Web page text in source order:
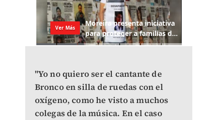
"Yo no quiero ser el cantante de
Bronco en silla de ruedas con el
oxígeno, como he visto a muchos
colegas de la música. En el caso